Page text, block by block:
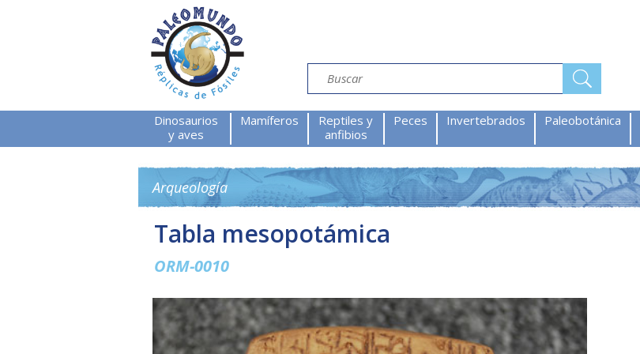
Dinosaurios
y aves
Mamíferos
Reptiles y
anfibios
Peces Invertebrados Paleobotánica
Arqueología
Tabla mesopotámica
ORM-0010